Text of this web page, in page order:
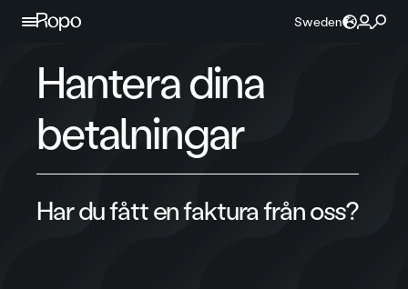
Hoppa till innehållet
Sweden
Hantera dina
betalningar
Har du fått en faktura från oss?